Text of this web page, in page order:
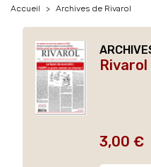
Accueil Archives de Rivarol
Prix
3,00 €